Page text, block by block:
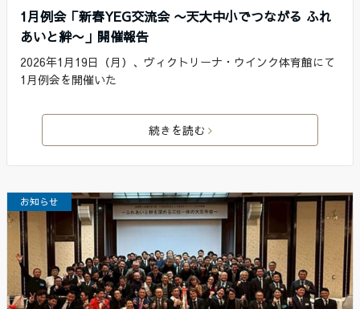
1月例会「新春YEG交流会 〜天大中小でつながる ふれ
あいと絆〜」開催報告
2026年1月19日（月）、ヴィクトリーナ・ウインク体育館にて
1月例会を開催いた
続きを読む
お知らせ